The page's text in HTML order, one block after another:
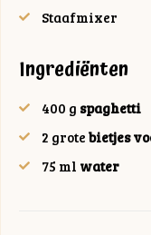
Staafmixer
Ingrediënten
400 g spaghetti
2 grote bietjes
75 ml water